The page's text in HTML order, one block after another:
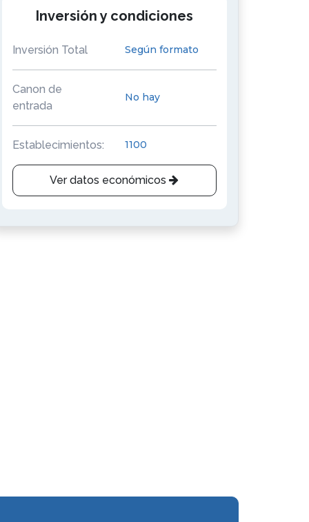
Inversión y condiciones
Inversión Total Según formato
Canon de
entrada
No hay
Establecimientos: 1100
Ver datos económicos